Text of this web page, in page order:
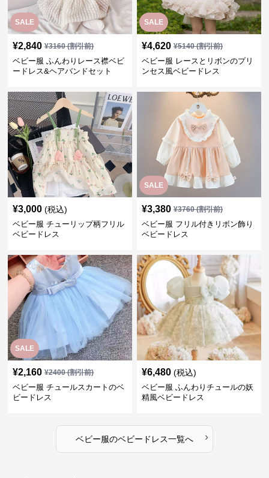
SALE
¥2,840 ¥3160(割引前)
ベビー服 ふんわりレース襟ベビ
ードレス&ヘアバンドセット
SALE
¥4,620 ¥5140(割引前)
ベビー服 レースとリボンのプリ
ンセス風ベビードレス
¥3,000 (税込)
ベビー服 チューリップ柄フリル
ベビードレス
SALE
¥3,380 ¥3760(割引前)
ベビー服 フリル付きリボン飾り
ベビードレス
SALE
¥2,160 ¥2400(割引前)
ベビー服 チュールスカートのベ
ビードレス
¥6,480 (税込)
ベビー服 ふんわりチュールの妖
精風ベビードレス
ベビー服のベビードレス一覧へ ›